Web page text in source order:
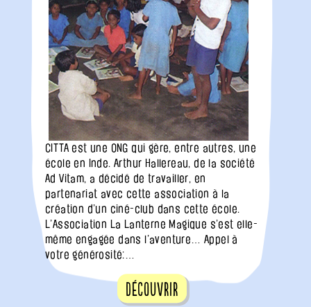
CITTA est une ONG qui gère, entre autres, une
école en Inde. Arthur Hallereau, de la société
Ad Vitam, a décidé de travailler, en
partenariat avec cette association à la
création d’un ciné-club dans cette école.
L’Association La Lanterne Magique s’est elle-
même engagée dans l’aventure… Appel à
votre générosité:…
Découvrir